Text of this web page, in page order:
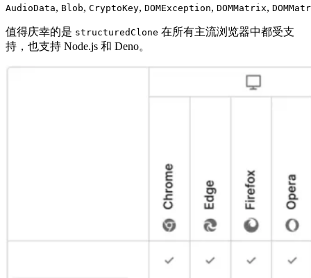
AudioData, Blob, CryptoKey, DOMException, DOMMatrix,
值得庆幸的是 structuredClone 在所有主流浏览器中都受支
持，也支持 Node.js 和 Deno。